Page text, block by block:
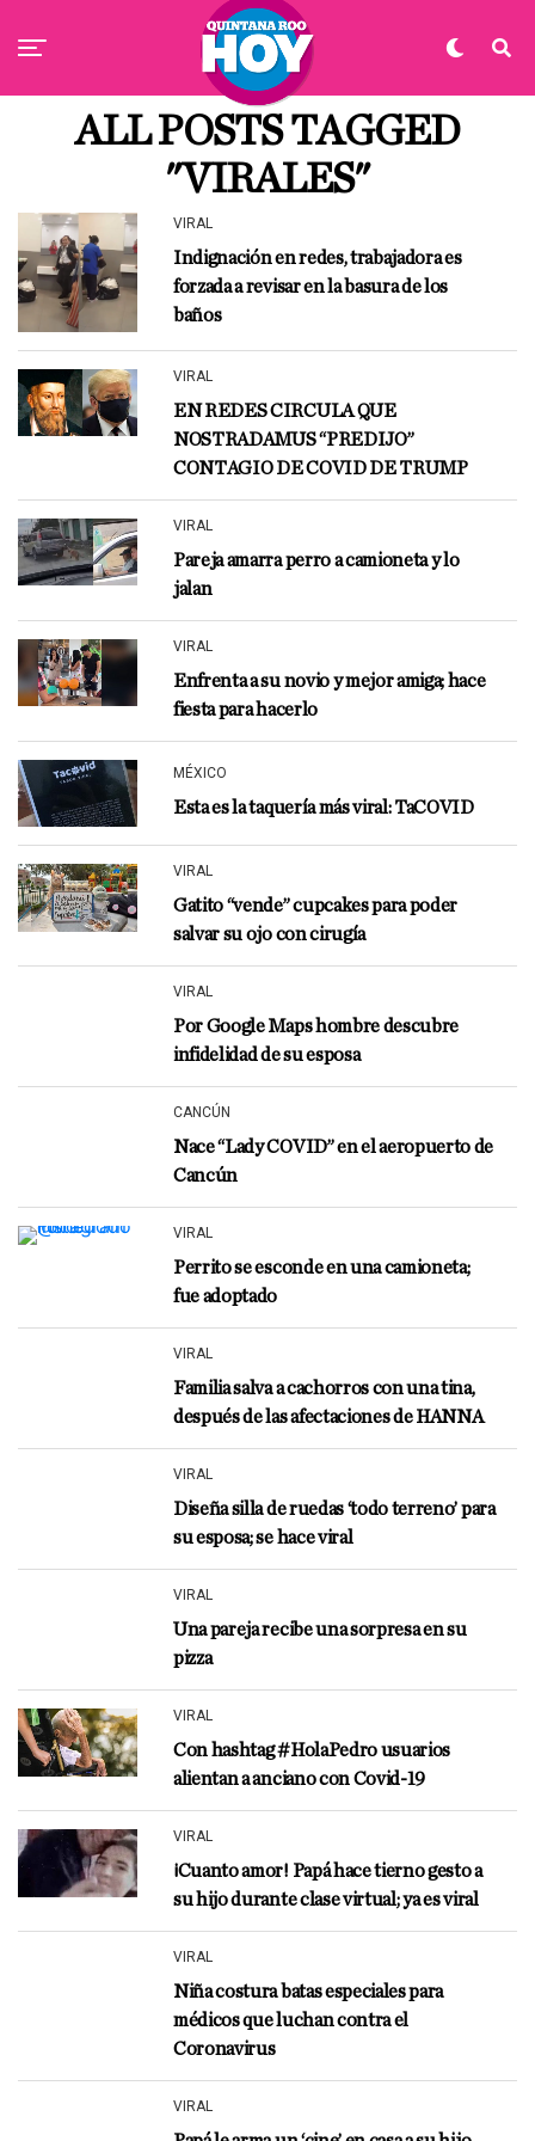
ALL POSTS TAGGED
"VIRALES"
VIRAL
Indignación en redes, trabajadora es
forzada a revisar en la basura de los
baños
VIRAL
EN REDES CIRCULA QUE
NOSTRADAMUS “PREDIJO”
CONTAGIO DE COVID DE TRUMP
VIRAL
Pareja amarra perro a camioneta y lo
jalan
VIRAL
Enfrenta a su novio y mejor amiga; hace
fiesta para hacerlo
MÉXICO
Esta es la taquería más viral: TaCOVID
VIRAL
Gatito “vende” cupcakes para poder
salvar su ojo con cirugía
VIRAL
Por Google Maps hombre descubre
infidelidad de su esposa
CANCÚN
Nace “Lady COVID” en el aeropuerto de
Cancún
VIRAL
Perrito se esconde en una camioneta;
fue adoptado
VIRAL
Familia salva a cachorros con una tina,
después de las afectaciones de HANNA
VIRAL
Diseña silla de ruedas ‘todo terreno’ para
su esposa; se hace viral
VIRAL
Una pareja recibe una sorpresa en su
pizza
VIRAL
Con hashtag #HolaPedro usuarios
alientan a anciano con Covid-19
VIRAL
¡Cuanto amor! Papá hace tierno gesto a
su hijo durante clase virtual; ya es viral
VIRAL
Niña costura batas especiales para
médicos que luchan contra el
Coronavirus
VIRAL